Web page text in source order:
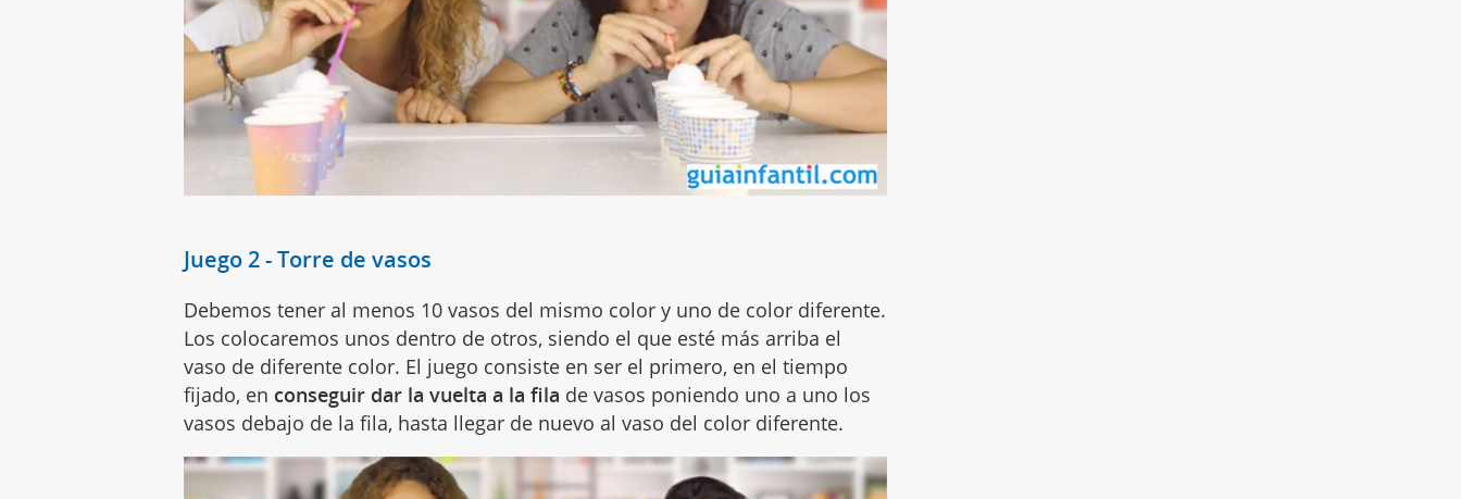
Juego 2 - Torre de vasos
Debemos tener al menos 10 vasos del mismo color y uno de color diferente.
Los colocaremos unos dentro de otros, siendo el que esté más arriba el
vaso de diferente color. El juego consiste en ser el primero, en el tiempo
fijado, en conseguir dar la vuelta a la fila de vasos poniendo uno a uno los
vasos debajo de la fila, hasta llegar de nuevo al vaso del color diferente.